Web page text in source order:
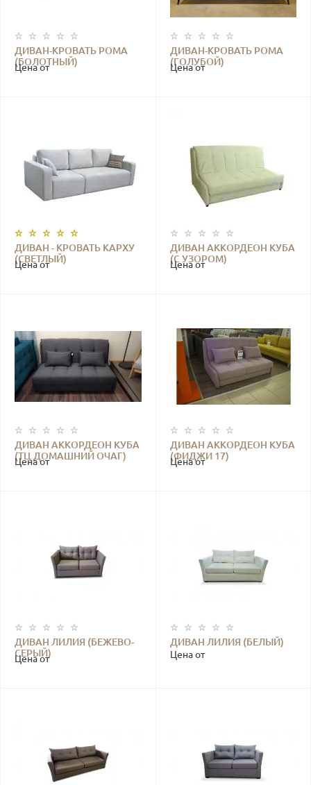
ДИВАН-КРОВАТЬ РОМА
(БОЛОТНЫЙ)
Цена от
ДИВАН-КРОВАТЬ РОМА
(ГОЛУБОЙ)
Цена от
ДИВАН - КРОВАТЬ КАРХУ
(СВЕТЛЫЙ)
Цена от
ДИВАН АККОРДЕОН КУБА
(С УЗОРОМ)
Цена от
ДИВАН АККОРДЕОН КУБА
(ТЦ ДОМАШНИЙ ОЧАГ)
Цена от
ДИВАН АККОРДЕОН КУБА
(ФИДЖИ 17)
Цена от
ДИВАН ЛИЛИЯ (БЕЖЕВО-
СЕРЫЙ)
Цена от
ДИВАН ЛИЛИЯ (БЕЛЫЙ)
Цена от